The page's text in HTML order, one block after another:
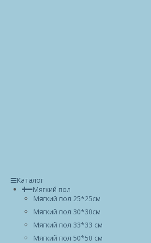
Каталог
Мягкий пол
Мягкий пол 25*25см
Мягкий пол 30*30см
Мягкий пол 33*33 см
Мягкий пол 50*50 см